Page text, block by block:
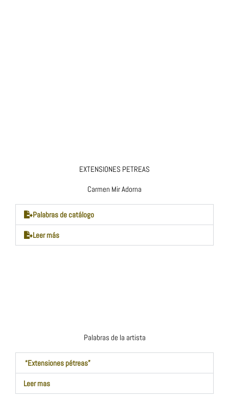
EXTENSIONES PETREAS
Carmen Mir Adorna
Palabras de catálogo
Leer más
Palabras de la artista
“Extensiones pétreas”
Leer mas